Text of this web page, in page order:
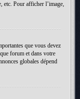
etc. Pour afficher l’image,
que vous devez
forum et dans votre
globales dépend